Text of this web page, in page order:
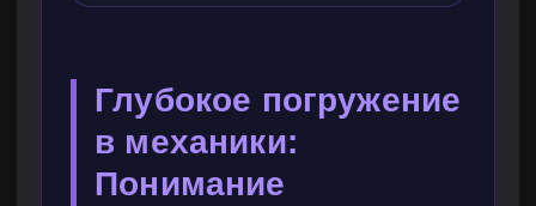
Глубокое погружение
в механики:
Понимание